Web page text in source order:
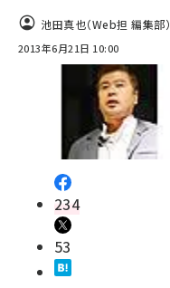
池田真也（Web担 編集部）
2013年6月21日 10:00
234
53